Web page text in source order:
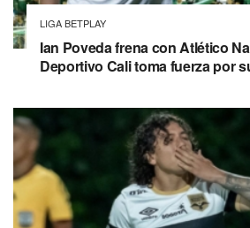
LIGA BETPLAY
Ian Poveda frena con Atlético
Deportivo Cali toma fuerza por